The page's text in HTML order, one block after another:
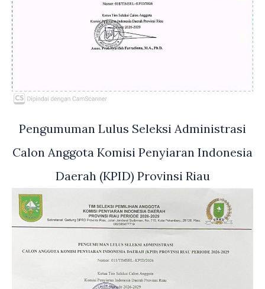
Pengumuman Lulus Seleksi Administrasi
Calon Anggota Komisi Penyiaran Indonesia
Daerah (KPID) Provinsi Riau